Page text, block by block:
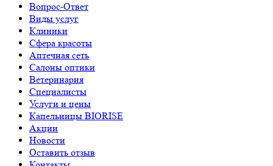
Вопрос-Ответ
Виды услуг
Клиники
Сфера красоты
Аптечная сеть
Салоны оптики
Ветеринария
Специалисты
Услуги и цены
Капельницы BIORISE
Акции
Новости
Оставить отзыв